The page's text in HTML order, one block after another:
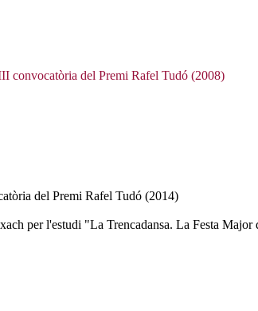
convocatòria del Premi Rafel Tudó (2008)
del Premi Rafel Tudó (2014)
per l'estudi "La Trencadansa. La Festa Major